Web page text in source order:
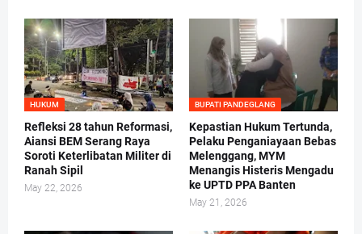
HUKUM
Refleksi 28 tahun Reformasi,
Aiansi BEM Serang Raya
Soroti Keterlibatan Militer di
Ranah Sipil
May 22, 2026
BUPATI PANDEGLANG
Kepastian Hukum Tertunda,
Pelaku Penganiayaan Bebas
Melenggang, MYM
Menangis Histeris Mengadu
ke UPTD PPA Banten
May 21, 2026